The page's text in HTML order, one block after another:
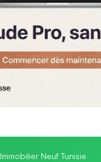
Immobilier Neuf Tunisie